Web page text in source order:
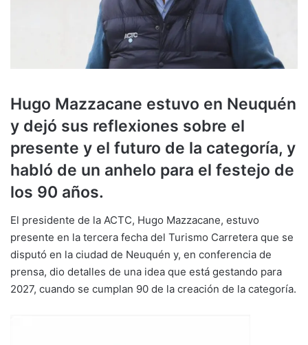
Hugo Mazzacane estuvo en Neuquén
y dejó sus reflexiones sobre el
presente y el futuro de la categoría, y
habló de un anhelo para el festejo de
los 90 años.
El presidente de la ACTC, Hugo Mazzacane, estuvo
presente en la tercera fecha del Turismo Carretera que se
disputó en la ciudad de Neuquén y, en conferencia de
prensa, dio detalles de una idea que está gestando para
2027, cuando se cumplan 90 de la creación de la categoría.